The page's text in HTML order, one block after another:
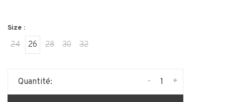
Size :
24 26 28 30 32
Quantité: +
-